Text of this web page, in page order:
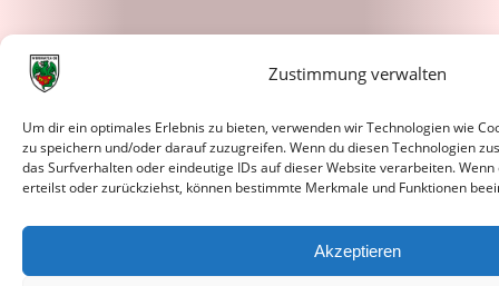
Zustimmung verwalten
Um dir ein optimales Erlebnis zu bieten, verwenden wir Technologien wie
zu speichern und/oder darauf zuzugreifen. Wenn du diesen Technologien
das Surfverhalten oder eindeutige IDs auf dieser Website verarbeiten.
erteilst oder zurückziehst, können bestimmte Merkmale und Funktionen
Akzeptieren